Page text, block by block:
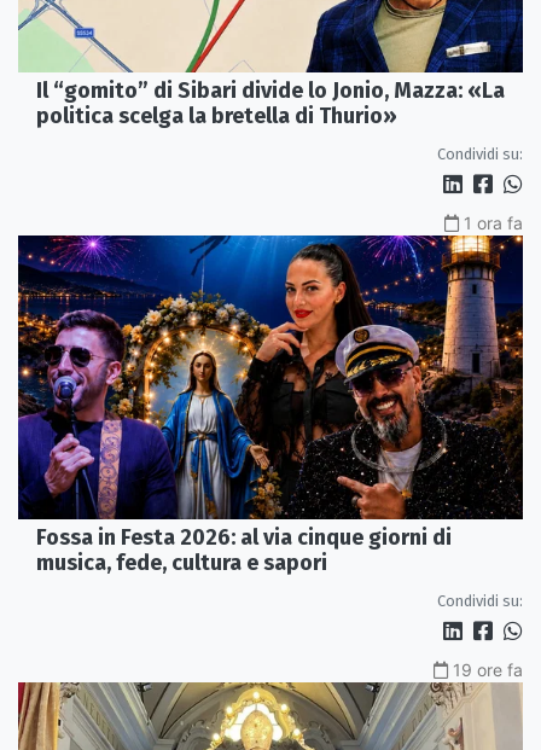
Il “gomito” di Sibari divide lo Jonio, Mazza: «La
politica scelga la bretella di Thurio»
Condividi su:
1 ora fa
Fossa in Festa 2026: al via cinque giorni di
musica, fede, cultura e sapori
Condividi su:
19 ore fa